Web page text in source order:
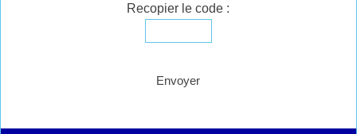
Recopier le code :
Envoyer